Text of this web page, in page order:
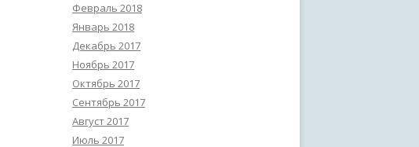
Февраль 2018
Январь 2018
Декабрь 2017
Ноябрь 2017
Октябрь 2017
Сентябрь 2017
Август 2017
Июль 2017